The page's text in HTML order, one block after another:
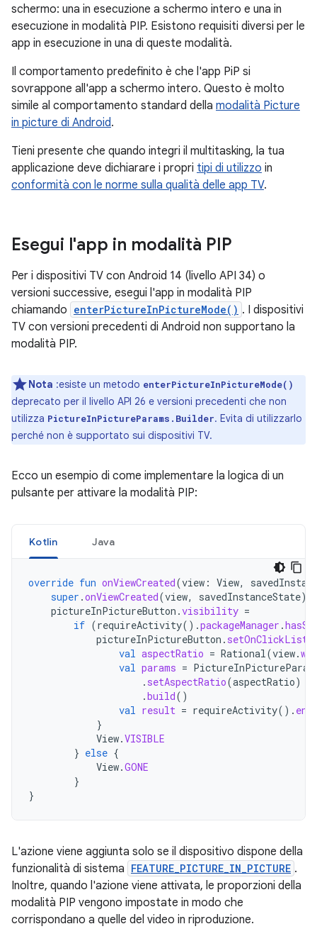
schermo: una in esecuzione a schermo intero e una in
esecuzione in modalità PIP. Esistono requisiti diversi per le
app in esecuzione in una di queste modalità.
Il comportamento predefinito è che l'app PiP si
sovrappone all'app a schermo intero. Questo è molto
simile al comportamento standard della modalità Picture
in picture di Android.
Tieni presente che quando integri il multitasking, la tua
applicazione deve dichiarare i propri tipi di utilizzo in
conformità con le norme sulla qualità delle app TV.
Esegui l'app in modalità PIP
Per i dispositivi TV con Android 14 (livello API 34) o
versioni successive, esegui l'app in modalità PIP
chiamando enterPictureInPictureMode() . I dispositivi
TV con versioni precedenti di Android non supportano la
modalità PIP.
Nota :esiste un metodo enterPictureInPictureMode()
deprecato per il livello API 26 e versioni precedenti che non
utilizza PictureInPictureParams.Builder. Evita di utilizzarlo
perché non è supportato sui dispositivi TV.
Ecco un esempio di come implementare la logica di un
pulsante per attivare la modalità PIP:
Kotlin Java
override fun onViewCreated(view : View,
super .onViewCreated(view, savedInstanceState)
pictureInPictureButton .visibility =
if (requireActivity().packageManager .
pictureInPictureButton .
val aspectRatio = Rational(view.
val params =
. setAspectRatio(aspectRatio)
.build()
val result = requireActivity().
}
View.VISIBLE
} else {
View.GONE
}
}
L'azione viene aggiunta solo se il dispositivo dispone della
funzionalità di sistema FEATURE_PICTURE_IN_PICTURE .
Inoltre, quando l'azione viene attivata, le proporzioni della
modalità PIP vengono impostate in modo che
corrispondano a quelle del video in riproduzione.